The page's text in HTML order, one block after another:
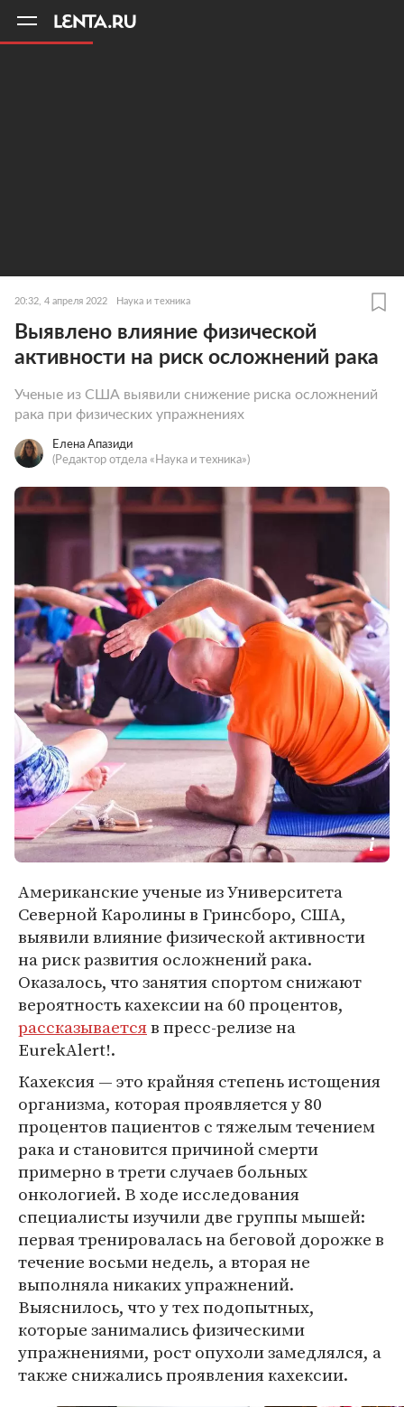
20:32, 4 апреля 2022 Наука и техника
Выявлено влияние физической
активности на риск осложнений рака
Ученые из США выявили снижение риска осложнений
рака при физических упражнениях
Елена Апазиди
(Редактор отдела «Наука и техника»)
Американские ученые из Университета
Северной Каролины в Гринсборо, США,
выявили влияние физической активности
на риск развития осложнений рака.
Оказалось, что занятия спортом снижают
вероятность кахексии на 60 процентов,
рассказываетсяв пресс-релизе на
EurekAlert!.
Кахексия — это крайняя степень истощения
организма, которая проявляется у 80
процентов пациентов с тяжелым течением
рака и становится причиной смерти
примерно в трети случаев больных
онкологией. В ходе исследования
специалисты изучили две группы мышей:
первая тренировалась на беговой дорожке в
течение восьми недель, а вторая не
выполняла никаких упражнений.
Выяснилось, что у тех подопытных,
которые занимались физическими
упражнениями, рост опухоли замедлялся, а
также снижались проявления кахексии.